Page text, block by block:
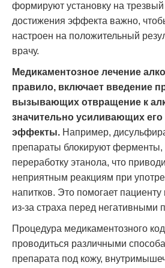
формируют установку на
достижения эффекта важно,
настроен на положительный
врачу.
Медикаментозное лечение
правило, включает введение
вызывающих отвращение к
значительно усиливающих его
эффекты. Например,
препараты блокируют ферменты,
переработку этанола, что
неприятным реакциям при
напитков. Это помогает пациенту
из-за страха перед негативными
Процедура медикаментозного
проводиться различными
препарата под кожу,